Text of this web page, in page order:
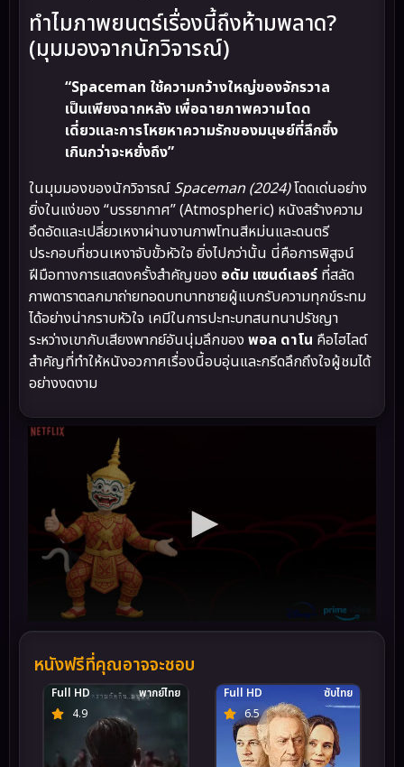
ทำไมภาพยนตร์เรื่องนี้ถึงห้ามพลาด?
(มุมมองจากนักวิจารณ์)
“Spaceman ใช้ความกว้างใหญ่ของจักรวาล
เป็นเพียงฉากหลัง เพื่อฉายภาพความโดด
เดี่ยวและการโหยหาความรักของมนุษย์ที่ลึกซึ้ง
เกินกว่าจะหยั่งถึง”
ในมุมมองของนักวิจารณ์ Spaceman (2024)โดดเด่นอย่าง
ยิ่งในแง่ของ “บรรยากาศ” (Atmospheric) หนังสร้างความ
อึดอัดและเปลี่ยวเหงาผ่านงานภาพโทนสีหม่นและดนตรี
ประกอบที่ชวนเหงาจับขั้วหัวใจ ยิ่งไปกว่านั้น นี่คือการพิสูจน์
ฝีมือทางการแสดงครั้งสำคัญของ อดัม แซนด์เลอร์ ที่สลัด
ภาพดาราตลกมาถ่ายทอดบทบาทชายผู้แบกรับความทุกข์ระทม
ได้อย่างน่ากราบหัวใจ เคมีในการปะทะบทสนทนาปรัชญา
ระหว่างเขากับเสียงพากย์อันนุ่มลึกของ พอล ดาโน คือไฮไลต์
สำคัญที่ทำให้หนังอวกาศเรื่องนี้อบอุ่นและกรีดลึกถึงใจผู้ชมได้
อย่างงดงาม
หนังฟรีที่คุณอาจจะชอบ
4.9
Full HD
พากย์ไทย
6.5
Full HD ซับไทย